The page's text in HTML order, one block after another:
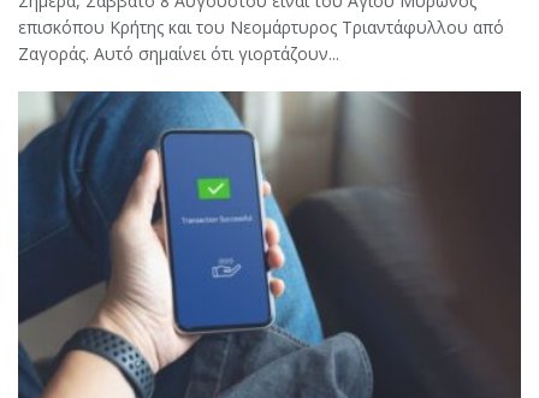
επισκόπου Κρήτης και του Νεομάρτυρος Τριαντάφυλλου από
Ζαγοράς. Αυτό σημαίνει ότι γιορτάζουν...